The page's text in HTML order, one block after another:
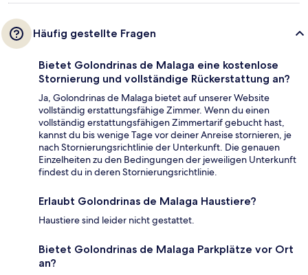
Häufig gestellte Fragen
Bietet Golondrinas de Malaga eine kostenlose
Stornierung und vollständige Rückerstattung an?
Ja, Golondrinas de Malaga bietet auf unserer Website
vollständig erstattungsfähige Zimmer. Wenn du einen
vollständig erstattungsfähigen Zimmertarif gebucht hast,
kannst du bis wenige Tage vor deiner Anreise stornieren, je
nach Stornierungsrichtlinie der Unterkunft. Die genauen
Einzelheiten zu den Bedingungen der jeweiligen Unterkunft
findest du in deren Stornierungsrichtlinie.
Erlaubt Golondrinas de Malaga Haustiere?
Haustiere sind leider nicht gestattet.
Bietet Golondrinas de Malaga Parkplätze vor Ort
an?